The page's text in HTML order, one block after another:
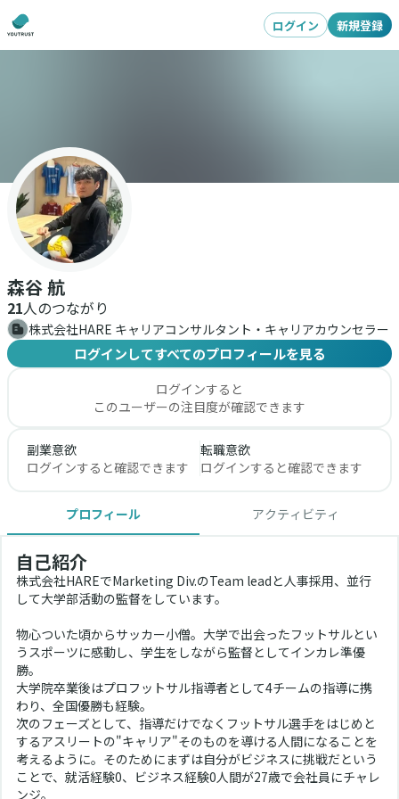
ログイン 新規登録
森谷 航
21人のつながり
株式会社HARE キャリアコンサルタント・キャリアカウンセラー
ログインしてすべてのプロフィールを見る
ログインすると
このユーザーの注目度が確認できます
副業意欲
ログインすると確認できます
転職意欲
ログインすると確認できます
プロフィール アクティビティ
自己紹介
株式会社HAREでMarketing Div.のTeam leadと人事採用、並行
して大学部活動の監督をしています。
物心ついた頃からサッカー小僧。大学で出会ったフットサルとい
うスポーツに感動し、学生をしながら監督としてインカレ準優
勝。
大学院卒業後はプロフットサル指導者として4チームの指導に携
わり、全国優勝も経験。
次のフェーズとして、指導だけでなくフットサル選手をはじめと
するアスリートの"キャリア"そのものを導ける人間になることを
考えるように。そのためにまずは自分がビジネスに挑戦だという
ことで、就活経験0、ビジネス経験0人間が27歳で会社員にチャレ
ンジ。